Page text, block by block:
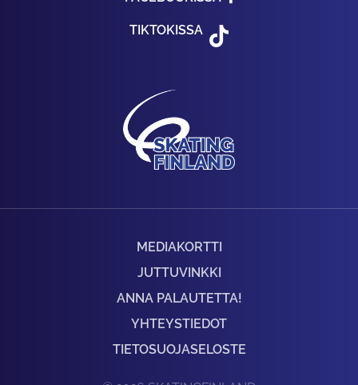
TIKTOKISSA
MEDIAKORTTI
JUTTUVINKKI
ANNA PALAUTETTA!
YHTEYSTIEDOT
TIETOSUOJASELOSTE